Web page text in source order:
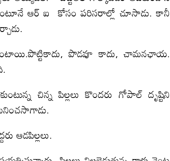
ఆర్ ఐ కోసం పరిసరాల్లో చూసాడు. కానీ
పొడవూ కాదు, చామనఛాయ.
చిన్న పిల్లలు కొందరు గోపాల్ దృష్టిని
ఆడపిల్లలు.